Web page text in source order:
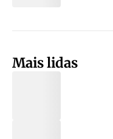
Mais lidas